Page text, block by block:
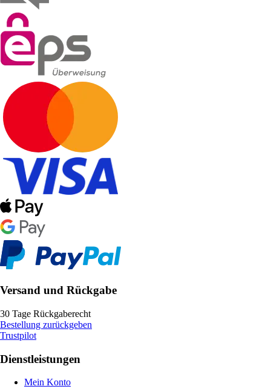
Versand und Rückgabe
30 Tage Rückgaberecht
Bestellung zurückgeben
Trustpilot
Dienstleistungen
Mein Konto